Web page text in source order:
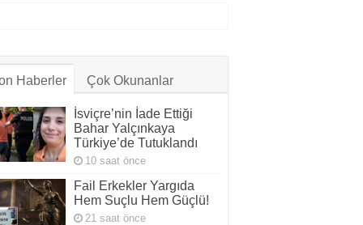
Haberler Çok Okunanlar
İsviçre’nin İade Ettiği
Bahar Yalçınkaya
Türkiye’de Tutuklandı
10 saat önce
Fail Erkekler Yargıda
Hem Suçlu Hem Güçlü!
21 saat önce